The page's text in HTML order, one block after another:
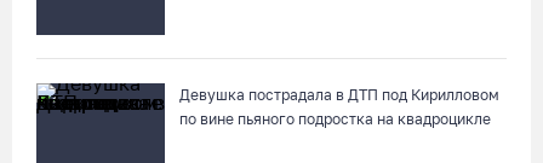
Девушка пострадала в ДТП под Кирилловом
по вине пьяного подростка на квадроцикле